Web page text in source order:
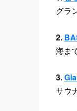
グラ
2.
海ま
3.
サウ